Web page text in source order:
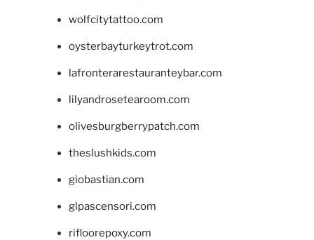
wolfcitytattoo.com
oysterbayturkeytrot.com
lafronterarestauranteybar.com
lilyandrosetearoom.com
olivesburgberrypatch.com
theslushkids.com
giobastian.com
glpascensori.com
rifloorepoxy.com